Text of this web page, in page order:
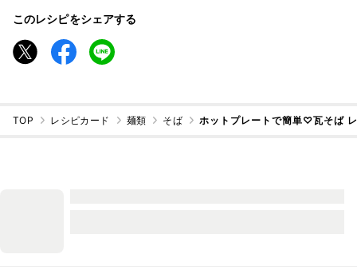
このレシピをシェアする
TOP レシピカード 麺類 そば ホットプレートで簡単♡瓦そば